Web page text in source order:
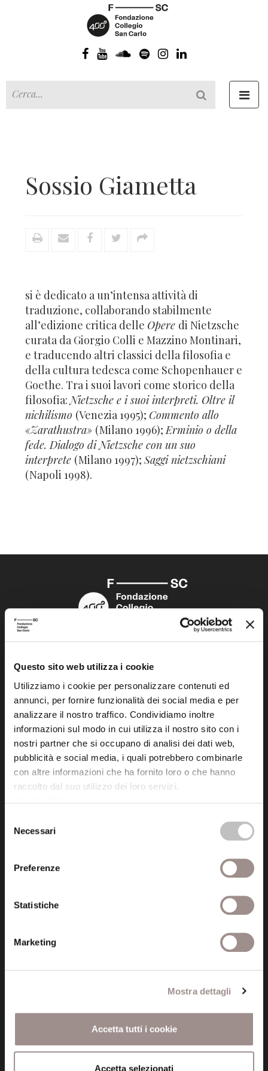
Questo sito web utilizza i cookie
Utilizziamo i cookie per personalizzare contenuti ed
annunci, per fornire funzionalità dei social media e per
analizzare il nostro traffico. Condividiamo inoltre
informazioni sul modo in cui utilizza il nostro sito con i
nostri partner che si occupano di analisi dei dati web,
pubblicità e social media, i quali potrebbero combinarle
con altre informazioni che ha fornito loro o che hanno
raccolto dal suo utilizzo dei loro servizi.
delNecessari
Preferenze
Statistiche
Marketing
Mostra dettagli
Accetta tutti i cookie
Accetta selezionati
Sossio Giametta
si è dedicato a un’intensa attività di
traduzione, collaborando stabilmente
all’edizione critica delle Opere di Nietzsche
curata da Giorgio Colli e Mazzino Montinari,
e traducendo altri classici della filosofia e
della cultura tedesca come Schopenhauer e
Goethe. Tra i suoi lavori come storico della
filosofia:Nietzsche e i suoi interpreti. Oltre il
nichilismo (Venezia 1995); Commento allo
«Zarathustra» (Milano 1996);Erminio o della
fede. Dialogo di Nietzsche con un suo
interprete (Milano 1997);Saggi nietzschiani
(Napoli 1998).
Fondazione Collegio San Carlo
Via San Carlo 5
P.I. 00641060363
tel. 059.421211
info@fondazionesancarlo.it
Posta certificata (PEC)
Informazioni
Privacy